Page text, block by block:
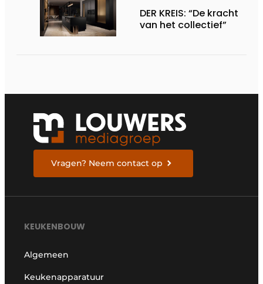
DER KREIS: “De kracht
van het collectief”
Vragen? Neem contact op
KEUKENBOUW
Algemeen
Keukenapparatuur